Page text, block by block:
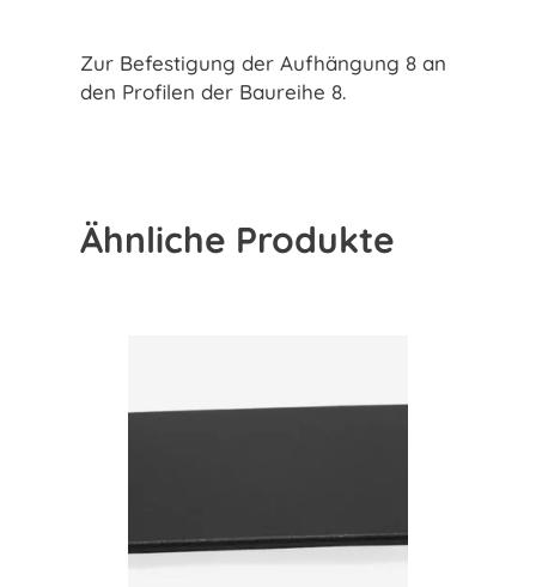
Zur Befestigung der Aufhängung 8 an
den Profilen der Baureihe 8.
Ähnliche Produkte